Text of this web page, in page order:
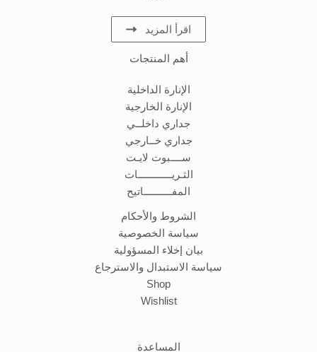
اقرأ المزيد
أهم المنتجات
الإنارة الداخلية
الإنارة الخارجية
جداري داخلــي
جداري خــارجي
ســــبوت لايـت
الثـريــــــــــــات
المفــــــــــاتيح
الشروط والأحكام
سياسة الخصوصية
بيان إخلاء المسؤولية
سياسة الاستبدال والاسترجاع
Shop
Wishlist
المساعدة